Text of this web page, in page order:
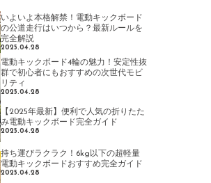
いよいよ本格解禁！電動キックボード
の公道走行はいつから？最新ルールを
完全解説
2025.04.28
電動キックボード4輪の魅力！安定性抜
群で初心者にもおすすめの次世代モビ
リティ
2025.04.28
【2025年最新】便利で人気の折りたた
み電動キックボード完全ガイド
2025.04.28
持ち運びラクラク！6kg以下の超軽量
電動キックボードおすすめ完全ガイド
2025.04.28